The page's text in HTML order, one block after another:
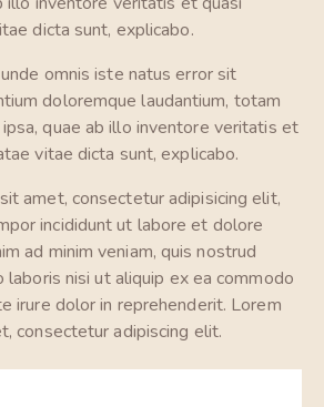
dicta sunt, explicabo.
omnis iste natus error sit
doloremque laudantium, totam
quae ab illo inventore veritatis et
vitae dicta sunt, explicabo.
amet, consectetur adipisicing elit,
incididunt ut labore et dolore
ad minim veniam, quis nostrud
nisi ut aliquip ex ea commodo
irure dolor in reprehenderit. Lorem
consectetur adipiscing elit.